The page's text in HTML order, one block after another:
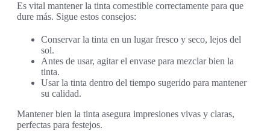
Es vital mantener la tinta comestible correctamente para que
dure más. Sigue estos consejos:
Conservar la tinta en un lugar fresco y seco, lejos del
sol.
Antes de usar, agitar el envase para mezclar bien la
tinta.
Usar la tinta dentro del tiempo sugerido para mantener
su calidad.
Mantener bien la tinta asegura impresiones vivas y claras,
perfectas para festejos.